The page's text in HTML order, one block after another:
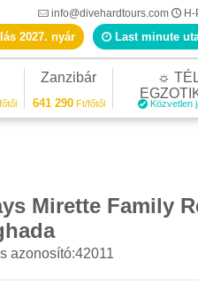
info@divehardtours.com H-
2027. nyár Last minute
Zanzibár
641 290Ft/főtől
☼
Közvetlen
Mirette Family
azonosító:42011
minute ajánlat